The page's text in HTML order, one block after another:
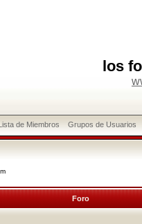
los
de Miembros Grupos de Usuarios
Foro